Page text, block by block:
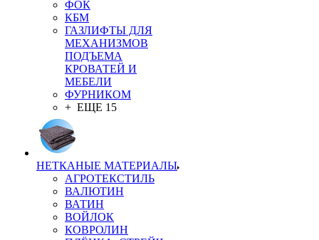
ФОК
КБМ
ГАЗЛИФТЫ ДЛЯ
МЕХАНИЗМОВ
ПОДЪЕМА
КРОВАТЕЙ И
МЕБЕЛИ
ФУРНИКОМ
+ ЕЩЕ 15
НЕТКАНЫЕ МАТЕРИАЛЫ
АГРОТЕКСТИЛЬ
ВАЛЮТИН
ВАТИН
ВОЙЛОК
КОВРОЛИН